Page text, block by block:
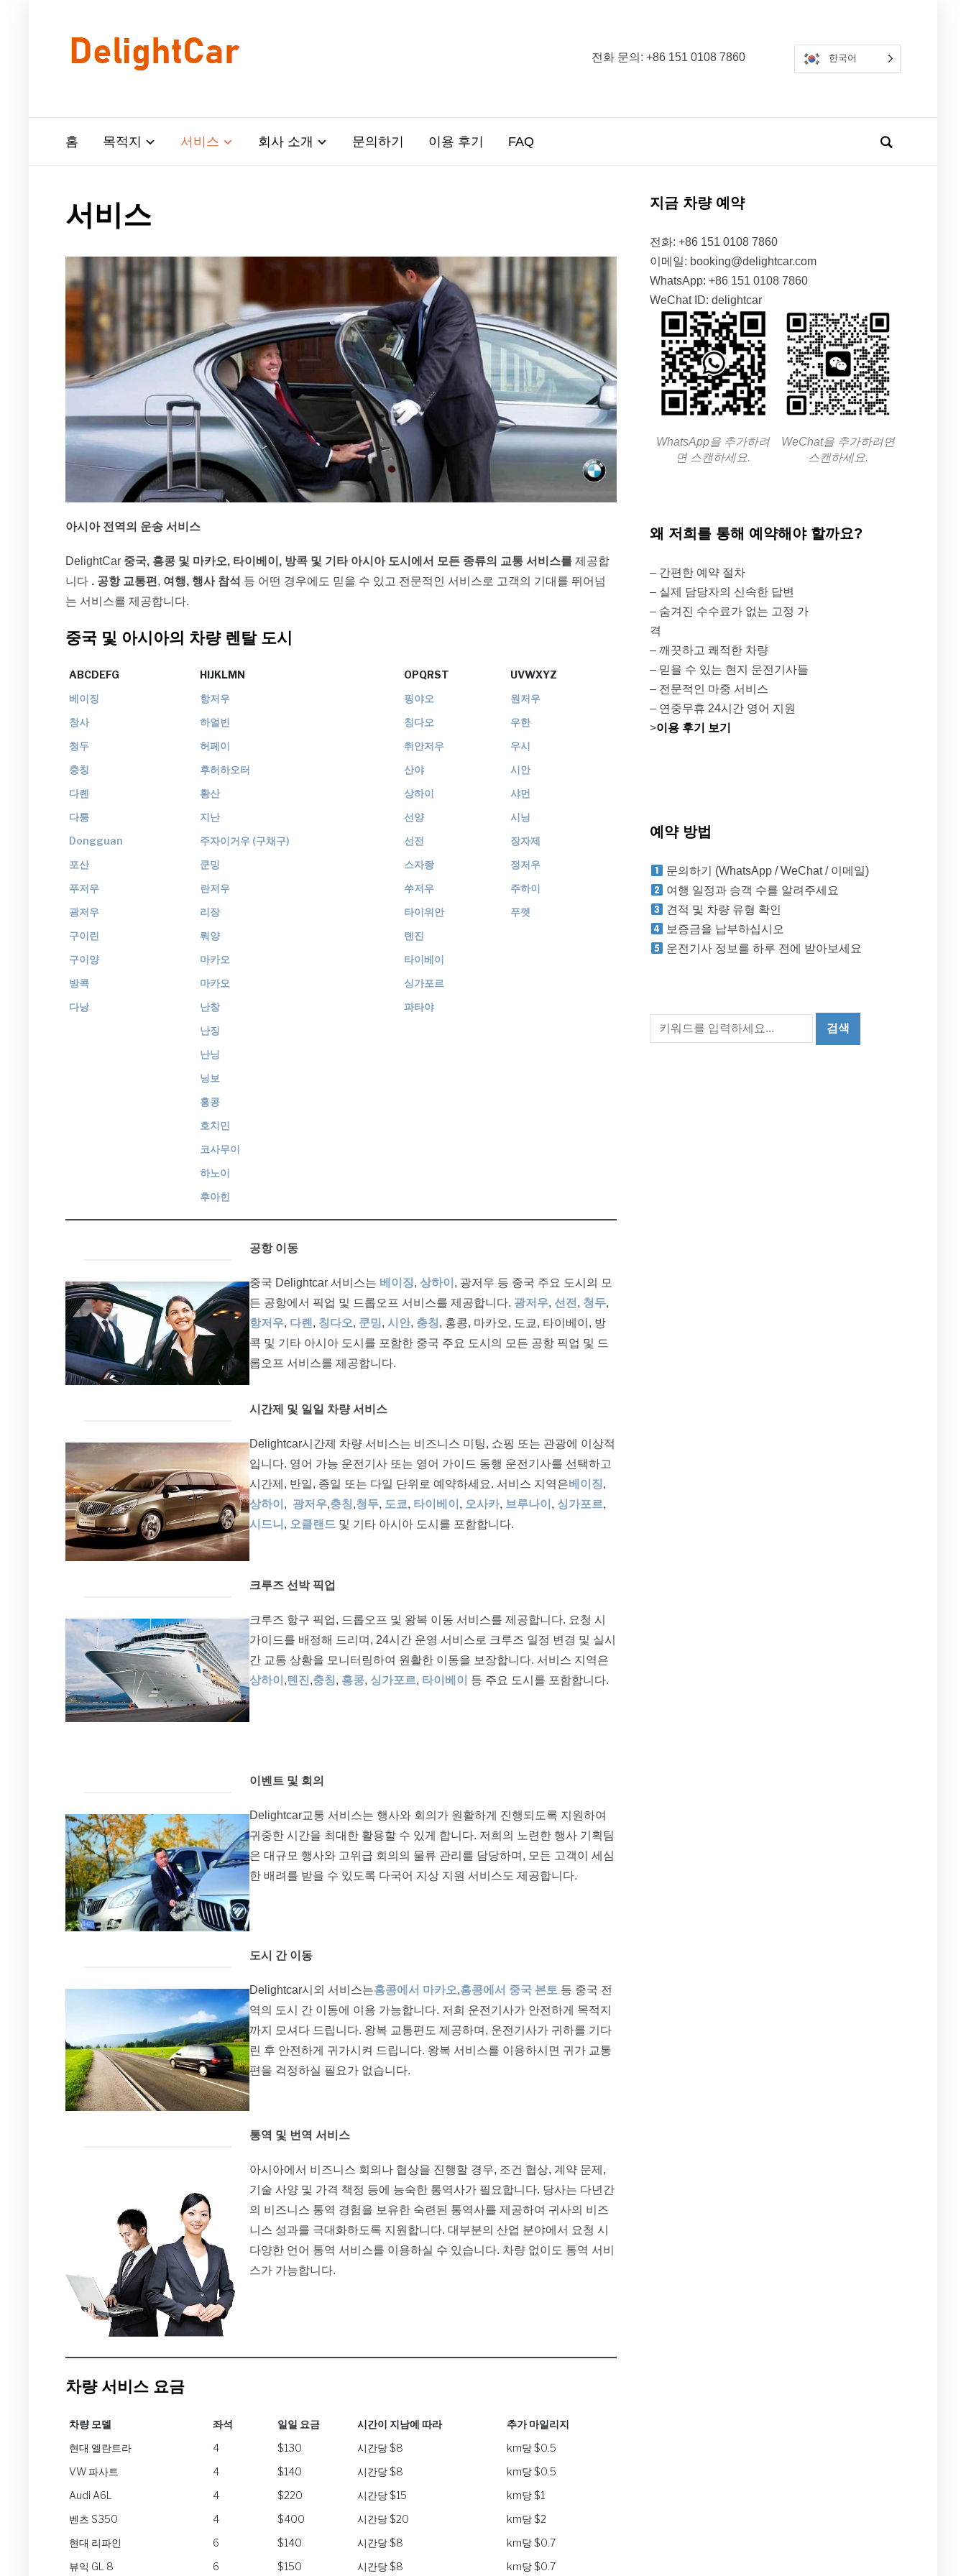
전화 문의: +86 151 0108 7860 한국어
홈 목적지 서비스 회사 소개 문의하기 이용 후기 FAQ
서비스
아시아 전역의 운송 서비스
DelightCar 중국, 홍콩 및 마카오, 타이베이, 방콕 및 기타 아시아 도시에서 모든 종류의 교통 서비스를제공합
니다 . 공항 교통편 , 여행, 행사 참석 등 어떤 경우에도 믿을 수 있고 전문적인 서비스로 고객의 기대를 뛰어넘
는 서비스를 제공합니다.
중국 및 아시아의 차량 렌탈 도시
ABCDEFG HIJKLMN OPQRST
UVWXYZ
ABCDEFG
HIJKLMN OPQRST UVWXYZ
베이징 항저우 핑야오
원저우
창사
하얼빈 칭다오
우한
청두
허페이 취안저우
우시
충칭
후허하오터 산야
시안
다롄
황산 상하이
샤먼
다퉁
지난 선양
시닝
Dongguan
주자이거우 (구채구) 선전
장자제
포산
쿤밍 스자좡
정저우
푸저우
란저우 쑤저우
주하이
광저우
리장 타이위안
푸껫
구이린
뤄양
톈진
구이양
마카오
타이베이
방콕
마카오
싱가포르
다낭
난창
파타야
난징
난닝
닝보
홍콩
호치민
코사무이
하노이
후아힌
공항 이동
중국 Delightcar 서비스는 베이징, 상하이 , 광저우 등 중국 주요 도시의 모
든 공항에서 픽업 및 드롭오프 서비스를 제공합니다. 광저우, 선전 , 청두,
항저우, 다롄 , 칭다오, 쿤밍, 시안, 충칭, 홍콩, 마카오, 도쿄, 타이베이, 방
콕 및 기타 아시아 도시를 포함한 중국 주요 도시의 모든 공항 픽업 및 드
롭오프 서비스를 제공합니다.
시간제 및 일일 차량 서비스
Delightcar시간제 차량 서비스는 비즈니스 미팅, 쇼핑 또는 관광에 이상적
입니다. 영어 가능 운전기사 또는 영어 가이드 동행 운전기사를 선택하고
시간제, 반일, 종일 또는 다일 단위로 예약하세요. 서비스 지역은베이징,
상하이 , 광저우,충칭,청두, 도쿄, 타이베이 , 오사카, 브루나이 , 싱가포르,
시드니 , 오클랜드및 기타 아시아 도시를 포함합니다.
크루즈 선박 픽업
크루즈 항구 픽업, 드롭오프 및 왕복 이동 서비스를 제공합니다. 요청 시
가이드를 배정해 드리며, 24시간 운영 서비스로 크루즈 일정 변경 및 실시
간 교통 상황을 모니터링하여 원활한 이동을 보장합니다. 서비스 지역은
상하이 ,톈진 ,충칭, 홍콩, 싱가포르, 타이베이 등 주요 도시를 포함합니다.
이벤트 및 회의
Delightcar교통 서비스는 행사와 회의가 원활하게 진행되도록 지원하여
귀중한 시간을 최대한 활용할 수 있게 합니다. 저희의 노련한 행사 기획팀
은 대규모 행사와 고위급 회의의 물류 관리를 담당하며, 모든 고객이 세심
한 배려를 받을 수 있도록 다국어 지상 지원 서비스도 제공합니다.
도시 간이동
Delightcar시외 서비스는홍콩에서 마카오,홍콩에서 중국 본토등 중국 전
역의 도시 간 이동에 이용 가능합니다. 저희 운전기사가 안전하게 목적지
까지 모셔다 드립니다. 왕복 교통편도 제공하며, 운전기사가 귀하를 기다
린 후 안전하게 귀가시켜 드립니다. 왕복 서비스를 이용하시면 귀가 교통
편을 걱정하실 필요가 없습니다.
통역 및 번역 서비스
아시아에서 비즈니스 회의나 협상을 진행할 경우, 조건 협상, 계약 문제,
기술 사양 및 가격 책정 등에 능숙한 통역사가 필요합니다. 당사는 다년간
의 비즈니스 통역 경험을 보유한 숙련된 통역사를 제공하여 귀사의 비즈
니스 성과를 극대화하도록 지원합니다. 대부분의 산업 분야에서 요청 시
다양한 언어 통역 서비스를 이용하실 수 있습니다. 차량 없이도 통역 서비
스가 가능합니다.
차량 서비스 요금
차량 모델 좌석 일일 요금 시간이 지남에 따라
추가 마일리지
차량 모델
좌석 일일 요금 시간이 지남에 따라 추가 마일리지
현대 엘란트라 4 $130 시간당 $8
km당 $0.5
VW 파사트
4 $140 시간당 $8
km당 $0.5
Audi A6L
4 $220 시간당 $15
km당 $1
벤츠 S350
4 $400 시간당 $20
km당 $2
현대 리파인
6 $140 시간당 $8
km당 $0.7
뷰익 GL 8
6 $150 시간당 $8 km당 $0.7
지금 차량 예약
전화: +86 151 0108 7860
이메일: booking@delightcar.com
WhatsApp: +86 151 0108 7860
WeChat ID: delightcar
WhatsApp을 추가하려
면 스캔하세요.
WeChat을 추가하려면
스캔하세요.
왜 저희를 통해 예약해야 할까요?
– 간편한 예약 절차
– 실제 담당자의 신속한 답변
– 숨겨진 수수료가 없는 고정 가
격
– 깨끗하고 쾌적한 차량
– 믿을 수 있는 현지 운전기사들
– 전문적인 마중 서비스
– 연중무휴 24시간 영어 지원
>이용 후기 보기
예약 방법
문의하기 (WhatsApp / WeChat / 이메일)
여행 일정과 승객 수를 알려주세요
견적 및 차량 유형 확인
보증금을 납부하십시오
운전기사 정보를 하루 전에 받아보세요